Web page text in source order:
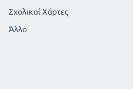
Σχολικοί Χάρτες
Άλλο